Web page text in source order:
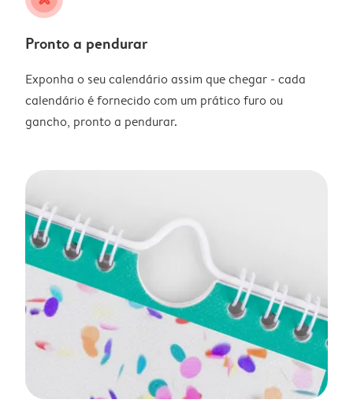
Pronto a pendurar
Exponha o seu calendário assim que chegar - cada
calendário é fornecido com um prático furo ou
gancho, pronto a pendurar.